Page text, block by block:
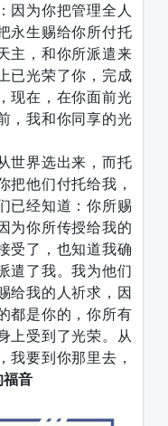
因为你把管理全人
永生赐给你所付托
主，和你所派遣来
已光荣了你，完成
现在，在你面前光
，我和你同享的光
世界选出来，而托
把他们付托给我，
已经知道：你所赐
为你所传授给我的
受了，也知道我确
遣了我。我为他们
给我的人祈求，因
都是你的，你所有
上受到了光荣。从
我要到你那里去，
音